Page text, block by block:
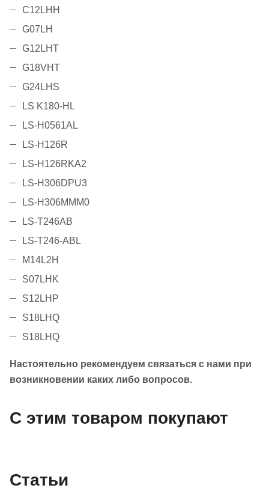
C12LHH
G07LH
G12LHT
G18VHT
G24LHS
LS K180-HL
LS-H0561AL
LS-H126R
LS-H126RKA2
LS-H306DPU3
LS-H306MMM0
LS-T246AB
LS-T246-ABL
M14L2H
S07LHK
S12LHP
S18LHQ
S18LHQ
Настоятельно рекомендуем связаться с нами при
возникновении каких либо вопросов.
С этим товаром покупают
Статьи